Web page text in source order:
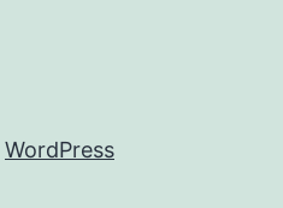
WordPress